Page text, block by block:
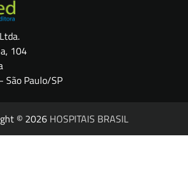
104
São Paulo/SP
© 2026 HOSPITAIS BRASIL